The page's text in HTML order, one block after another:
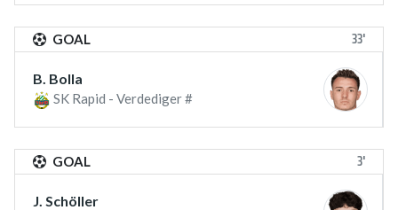
GOAL 33'
B. Bolla
SK Rapid - Verdediger #
GOAL 3'
J. Schöller